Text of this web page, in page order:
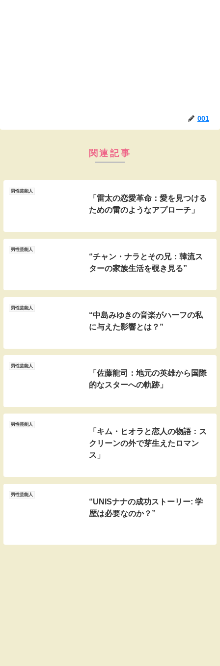
001
関連記事
男性芸能人
「雷太の恋愛革命：愛を見つける
ための雷のようなアプローチ」
男性芸能人
“チャン・ナラとその兄：韓流ス
ターの家族生活を覗き見る”
男性芸能人
“中島みゆきの音楽がハーフの私
に与えた影響とは？”
男性芸能人
「佐藤龍司：地元の英雄から国際
的なスターへの軌跡」
男性芸能人
「キム・ヒオラと恋人の物語：ス
クリーンの外で芽生えたロマン
ス」
男性芸能人
“UNISナナの成功ストーリー: 学
歴は必要なのか？”